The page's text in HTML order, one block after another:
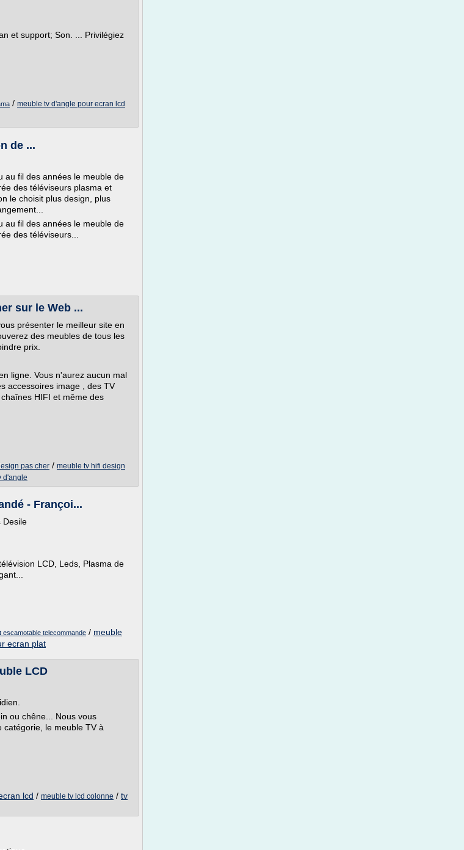
et support; Son. ... Privilégiez
/ meuble tv d'angle pour ecran lcd
de ...
au fil des années le meuble de
des téléviseurs plasma et
le choisit plus design, plus
au fil des années le meuble de
des téléviseurs...
sur le Web ...
présenter le meilleur site en
des meubles de tous les
prix.
ligne. Vous n'aurez aucun mal
accessoires image , des TV
HIFI et même des
pas cher / meuble tv hifi design
d'angle
- Françoi...
Desile
LCD, Leds, Plasma de
escamotable telecommande / meuble
ecran plat
LCD
ou chêne... Nous vous
catégorie, le meuble TV à
lcd / meuble tv lcd colonne / tv